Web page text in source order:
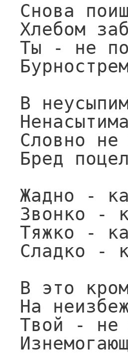
Снова
Хлебом
Ты - не
В
Словно
Бред
Жадно -
Звонко -
Тяжко -
Сладко -
В это
На
Твой - не